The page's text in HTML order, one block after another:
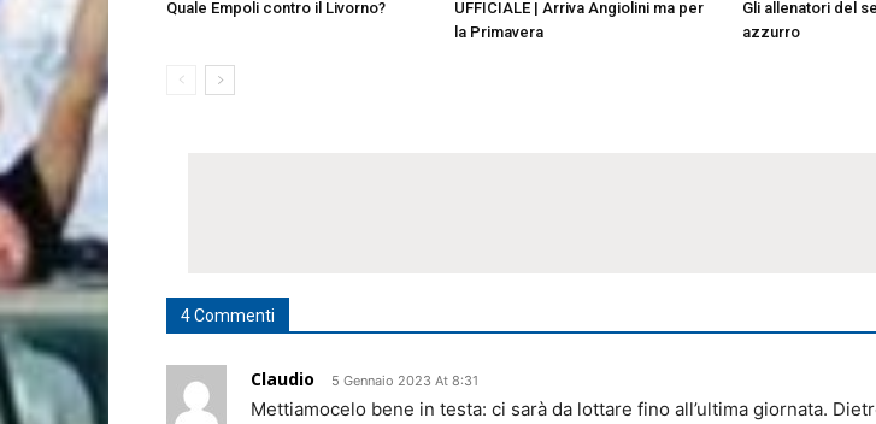
Quale Empoli contro il Livorno?
UFFICIALE | Arriva Angiolini ma per
la Primavera
Gli allenatori del
azzurro
4 Commenti
Claudio 5 Gennaio 2023 At 8:31
Mettiamocelo bene in testa: ci sarà da lottare fino all’ultima giornata.